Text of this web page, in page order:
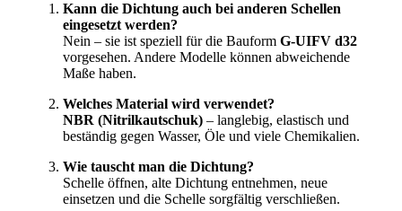
Kann die Dichtung auch bei anderen Schellen
eingesetzt werden?
Nein – sie ist speziell für die Bauform G-UIFV d32
vorgesehen. Andere Modelle können abweichende
Maße haben.
Welches Material wird verwendet?
NBR (Nitrilkautschuk) – langlebig, elastisch und
beständig gegen Wasser, Öle und viele Chemikalien.
Wie tauscht man die Dichtung?
Schelle öffnen, alte Dichtung entnehmen, neue
einsetzen und die Schelle sorgfältig verschließen.